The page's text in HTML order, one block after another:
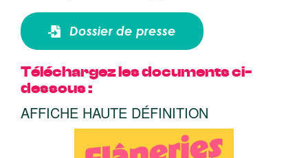
Dossier de presse
Téléchargez les documents ci-
dessous :
AFFICHE HAUTE DÉFINITION